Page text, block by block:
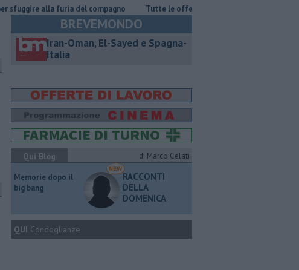
furia del compagno ​Tutte le offerte di lavoro in provincia di Arezzo
BREVEMONDO
Iran-Oman, El-Sayed e Spagna-
Italia
Qui Blog di Marco Celati
Memorie dopo il
big bang
RACCONTI
DELLA
DOMENICA
QUI Condoglianze